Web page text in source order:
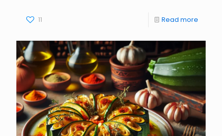
11 Read more